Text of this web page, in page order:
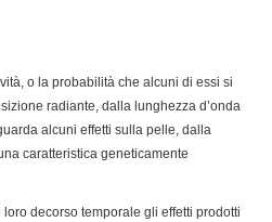
o la probabilità che alcuni di essi si
radiante, dalla lunghezza d’onda
alcuni effetti sulla pelle, dalla
caratteristica geneticamente
decorso temporale gli effetti prodotti